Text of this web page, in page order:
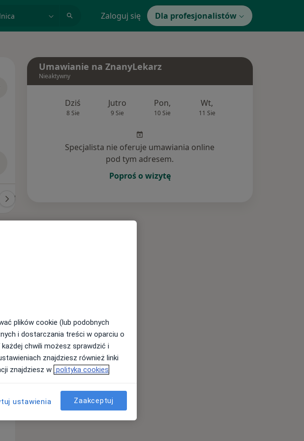
Zaloguj się Dla profesjonalistów
Odpowiedzi na pytania (1)
Umawianie na ZnanyLekarz
Nieaktywny
Dziś
8 Sie
Jutro
9 Sie
Pon,
10 Sie
Wt,
11 Sie
Specjalista nie oferuje umawiania online
pod tym adresem.
Poproś o wizytę
plików cookie (lub podobnych
i dostarczania treści w oparciu o
chwili możesz sprawdzić i
znajdziesz również linki
znajdziesz w polityka cookies
ustawienia Zaakceptuj